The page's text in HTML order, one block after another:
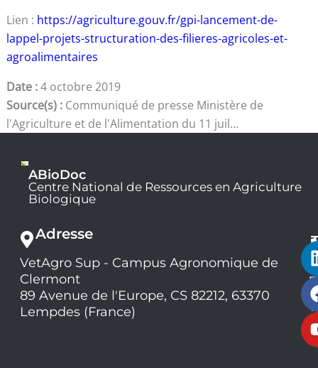
Lien : https://agriculture.gouv.fr/gpi-lancement-de-
lappel-projets-structuration-des-filieres-agricoles-et-
agroalimentaires
Date :4 octobre 2019
Source(s) : Communiqué de presse Ministère de
l'Agriculture et de l'Alimentation du 11 juil…
ABioDoc
Centre National de Ressources en Agriculture
Biologique
Adresse
VetAgro Sup - Campus Agronomique de
Clermont
89 Avenue de l'Europe, CS 82212, 63370
Lempdes (France)